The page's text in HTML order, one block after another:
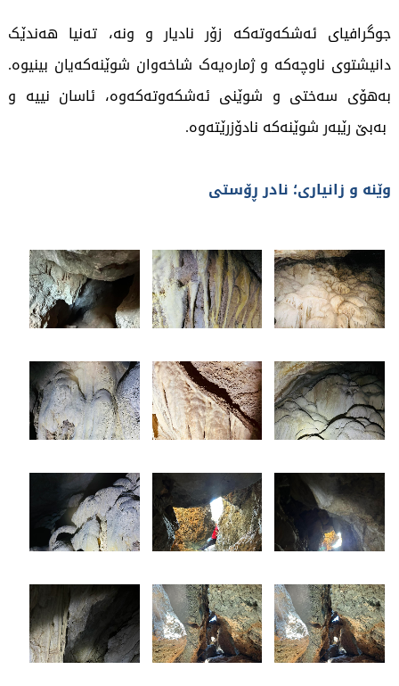
جوگرافیای ئەشکەوتەکە زۆر نادیار و ونە، تەنیا هەندێک
دانیشتوی ناوچەکە و ژمارەیەک شاخەوان شوێنەکەیان بینیوە.
بەهۆی سەختی و شوێنی ئەشکەوتەکەوە، ئاسان نییە و
بەبێ رێبەر شوێنەکە نادۆزرێتەوە.
وێنە و زانیاری؛ نادر ڕۆستی